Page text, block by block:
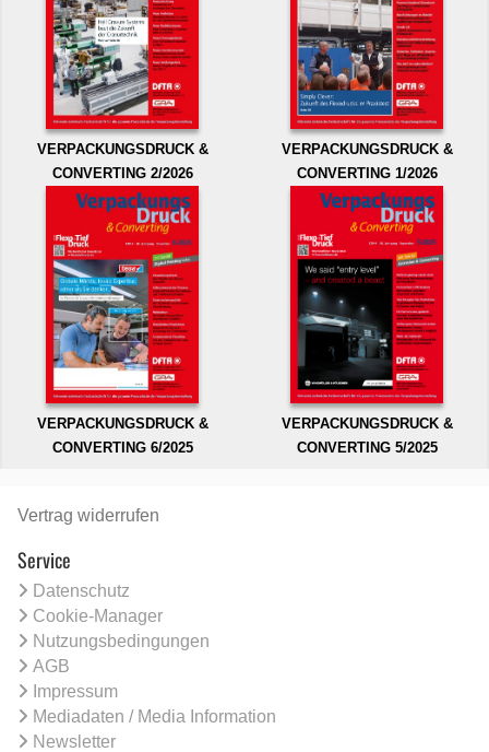
VERPACKUNGSDRUCK &
CONVERTING 2/2026
VERPACKUNGSDRUCK &
CONVERTING 1/2026
VERPACKUNGSDRUCK &
CONVERTING 6/2025
VERPACKUNGSDRUCK &
CONVERTING 5/2025
Vertrag widerrufen
Service
Datenschutz
Cookie-Manager
Nutzungsbedingungen
AGB
Impressum
Mediadaten / Media Information
Newsletter